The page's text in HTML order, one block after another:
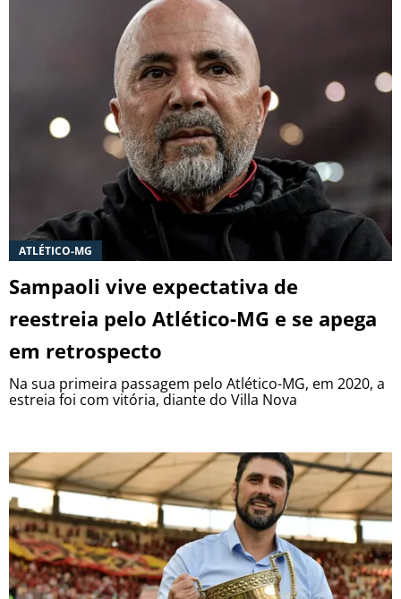
ATLÉTICO-MG
Sampaoli vive expectativa de
reestreia pelo Atlético-MG e se apega
em retrospecto
Na sua primeira passagem pelo Atlético-MG, em 2020, a
estreia foi com vitória, diante do Villa Nova